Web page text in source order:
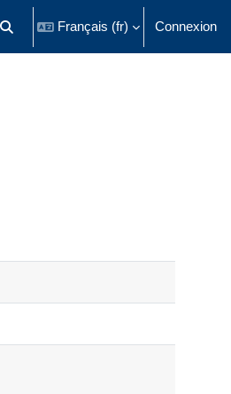
Activer/désactiver la saisie de
Français ‎(fr)‎ Connexion